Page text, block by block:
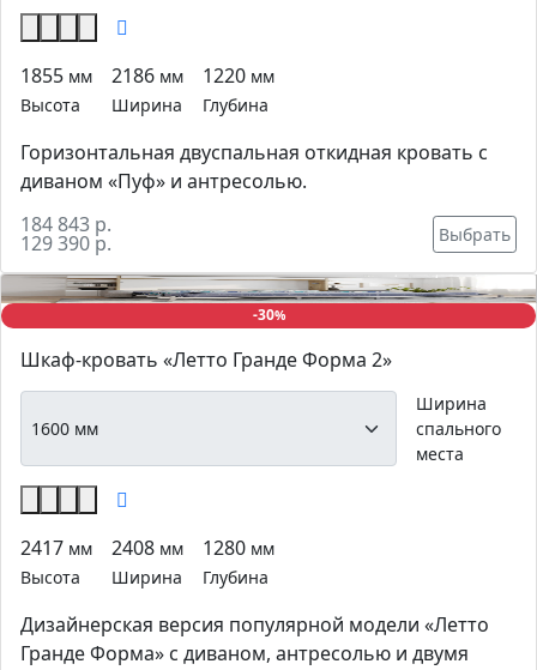
1855 мм
Высота
2186 мм
Ширина
1220 мм
Глубина
Горизонтальная двуспальная откидная кровать с
диваном «Пуф» и антресолью.
184 843 р.
129 390 р. Выбрать
-30%
Шкаф-кровать «Летто Гранде Форма 2»
Ширина
спального
места
2417 мм
Высота
2408 мм
Ширина
1280 мм
Глубина
Дизайнерская версия популярной модели «Летто
Гранде Форма» с диваном, антресолью и двумя